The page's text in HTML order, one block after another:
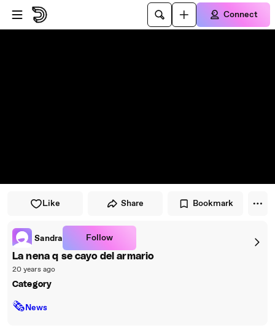
Skip to player
Skip to main content
Connect
Like Share Bookmark
Sandra Follow
La nena q se cayo del armario
20 years ago
Category
🗞News